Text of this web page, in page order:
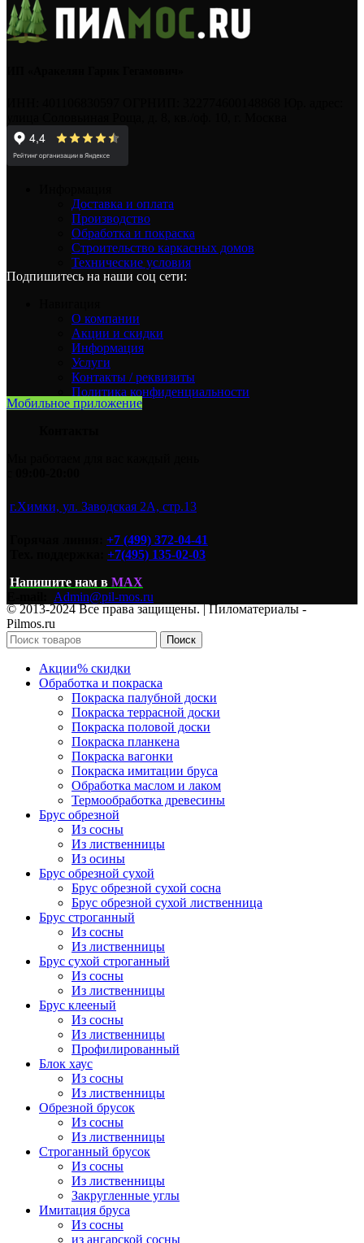
Доставка и оплата
Производство
Обработка и покраска
Строительство каркасных домов
Технические условия
Подпишитесь на наши соц сети:
О компании
Акции и скидки
Информация
Услуги
Контакты / реквизиты
Политика конфиденциальности
Мобильное приложение
г.Химки, ул. Заводская 2А, стр.13
+7 (499) 372-04-41
+7(495) 135-02-03
Напишите нам в MAX
Admin@pil-mos.ru
© 2013-2024 Все права защищены. | Пиломатериалы -
Pilmos.ru
Поиск
Акции% скидки
Обработка и покраска
Покраска палубной доски
Покраска террасной доски
Покраска половой доски
Покраска планкена
Покраска вагонки
Покраска имитации бруса
Обработка маслом и лаком
Термообработка древесины
Брус обрезной
Из сосны
Из лиственницы
Из осины
Брус обрезной сухой
Брус обрезной сухой сосна
Брус обрезной сухой лиственница
Брус строганный
Из сосны
Из лиственницы
Брус сухой строганный
Из сосны
Из лиственницы
Брус клееный
Из сосны
Из лиственницы
Профилированный
Блок хаус
Из сосны
Из лиственницы
Обрезной брусок
Из сосны
Из лиственницы
Строганный брусок
Из сосны
Из лиственницы
Закругленные углы
Имитация бруса
Из сосны
из ангарской сосны